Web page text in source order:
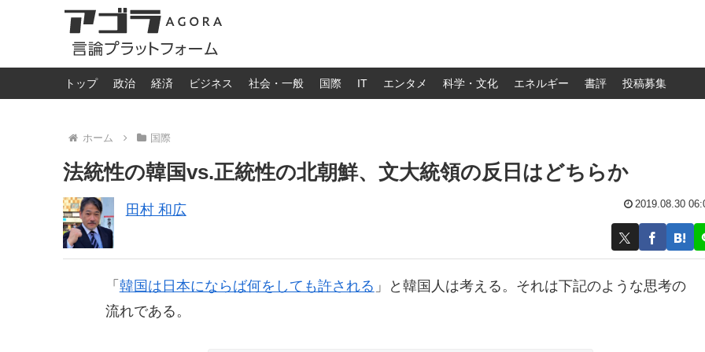
トップ 政治 経済 ビジネス 社会・一般 国際 IT エンタメ 科学・文化 エネルギー 書評 投稿募集
ホーム 国際
法統性の韓国vs.正統性の北朝鮮、文大統領の反日はどちらか
田村 和広 2019.08.30
「 韓国は日本にならば何をしても許される 」と韓国人は考える。それは下記のような思考の
流れである。